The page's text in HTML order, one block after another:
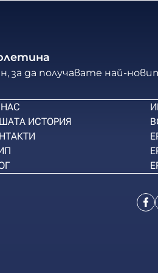
да получавате най-
ИСТОРИЯ